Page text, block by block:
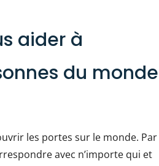
aider à
du monde
les portes sur le monde. Par
avec n’importe qui et